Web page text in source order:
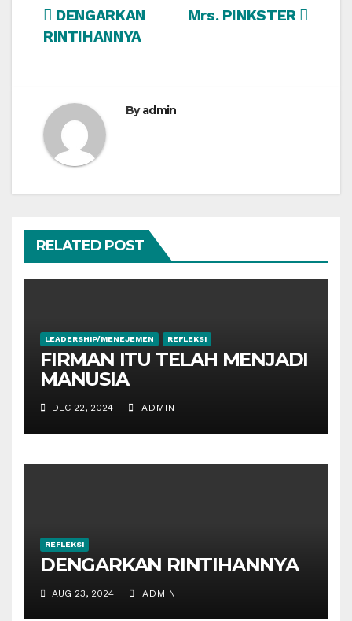
Post
Mrs. PINKSTER
DENGARKAN
RINTIHANNYA
Byadmin
RELATED POST
LEADERSHIP/MENEJEMEN REFLEKSI
FIRMAN ITU TELAH MENJADI
MANUSIA
DEC 22, 2024 ADMIN
REFLEKSI
DENGARKAN RINTIHANNYA
AUG 23, 2024 ADMIN